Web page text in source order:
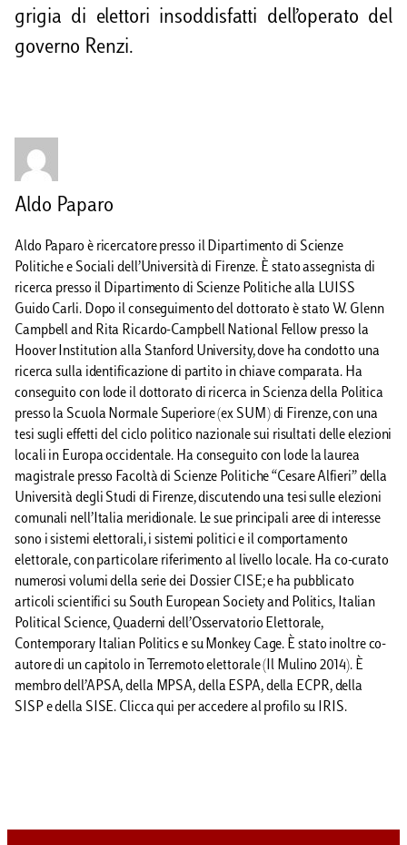
grigia di elettori insoddisfatti dell’operato del
governo Renzi.
Aldo Paparo
Aldo Paparo è ricercatore presso il Dipartimento di Scienze
Politiche e Sociali dell’Università di Firenze. È stato assegnista di
ricerca presso il Dipartimento di Scienze Politiche alla LUISS
Guido Carli. Dopo il conseguimento del dottorato è stato W. Glenn
Campbell and Rita Ricardo-Campbell National Fellow presso la
Hoover Institution alla Stanford University, dove ha condotto una
ricerca sulla identificazione di partito in chiave comparata. Ha
conseguito con lode il dottorato di ricerca in Scienza della Politica
presso la Scuola Normale Superiore (ex SUM) di Firenze, con una
tesi sugli effetti del ciclo politico nazionale sui risultati delle elezioni
locali in Europa occidentale. Ha conseguito con lode la laurea
magistrale presso Facoltà di Scienze Politiche “Cesare Alfieri” della
Università degli Studi di Firenze, discutendo una tesi sulle elezioni
comunali nell’Italia meridionale. Le sue principali aree di interesse
sono i sistemi elettorali, i sistemi politici e il comportamento
elettorale, con particolare riferimento al livello locale. Ha co-curato
numerosi volumi della serie dei Dossier CISE; e ha pubblicato
articoli scientifici su South European Society and Politics, Italian
Political Science, Quaderni dell’Osservatorio Elettorale,
Contemporary Italian Politics e su Monkey Cage. È stato inoltre co-
autore di un capitolo in Terremoto elettorale (Il Mulino 2014). È
membro dell’APSA, della MPSA, della ESPA, della ECPR, della
SISP e della SISE. Clicca qui per accedere al profilo su IRIS.